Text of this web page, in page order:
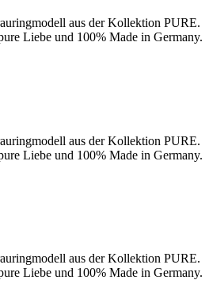
aus der Kollektion PURE.
Liebe und 100% Made in Germany.
aus der Kollektion PURE.
Liebe und 100% Made in Germany.
aus der Kollektion PURE.
Liebe und 100% Made in Germany.